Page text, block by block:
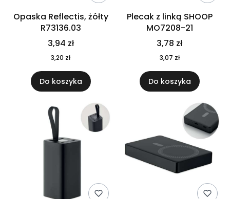
Opaska Reflectis, żółty
R73136.03
3,94 zł
3,20 zł
Do koszyka
Plecak z linką SHOOP
MO7208-21
3,78 zł
3,07 zł
Do koszyka